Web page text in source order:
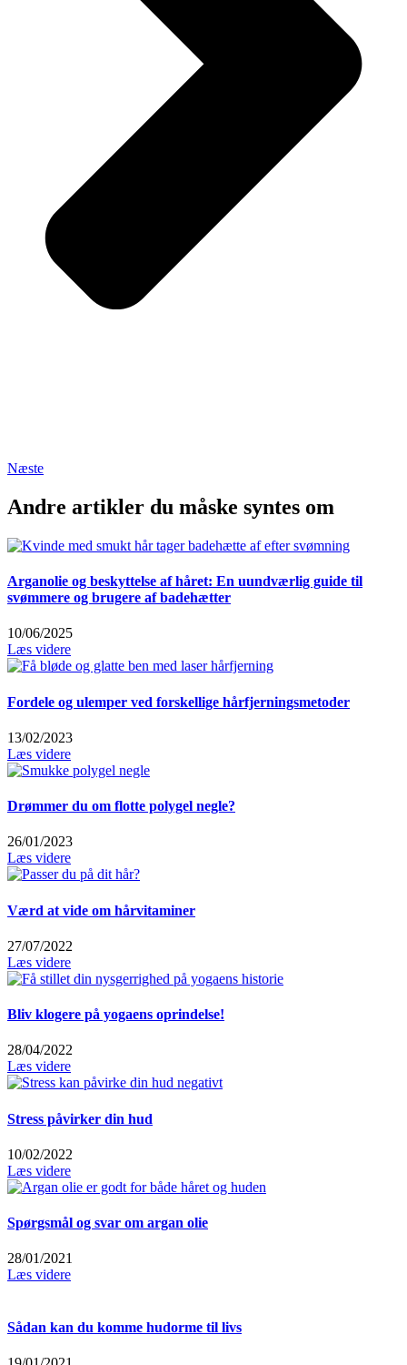
Næste
Andre artikler du måske syntes om
Arganolie og beskyttelse af håret: En uundværlig guide til
svømmere og brugere af badehætter
10/06/2025
Læs videre
Fordele og ulemper ved forskellige hårfjerningsmetoder
13/02/2023
Læs videre
Drømmer du om flotte polygel negle?
26/01/2023
Læs videre
Værd at vide om hårvitaminer
27/07/2022
Læs videre
Bliv klogere på yogaens oprindelse!
28/04/2022
Læs videre
Stress påvirker din hud
10/02/2022
Læs videre
Spørgsmål og svar om argan olie
28/01/2021
Læs videre
Sådan kan du komme hudorme til livs